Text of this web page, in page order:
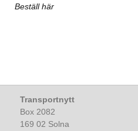
Beställ här
Transportnytt
Box 2082
169 02 Solna